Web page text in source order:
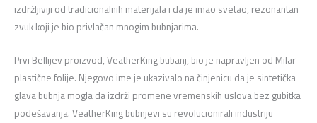
izdržljiviji od tradicionalnih materijala i da je imao svetao, rezonantan
zvuk koji je bio privlačan mnogim bubnjarima.
Prvi Bellijev proizvod, VeatherKing bubanj, bio je napravljen od Milar
plastične folije. Njegovo ime je ukazivalo na činjenicu da je sintetička
glava bubnja mogla da izdrži promene vremenskih uslova bez gubitka
podešavanja. VeatherKing bubnjevi su revolucionirali industriju